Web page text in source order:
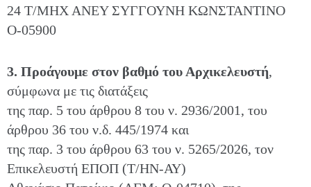
24 Τ/ΜΗΧ ΑΝΕΥ ΣΥΓΓΟΥΝΗ ΚΩΝΣΤΑΝΤΙΝΟ
Ο-05900
3. Προάγουμε στον βαθμό του Αρχικελευστή,
σύμφωνα με τις διατάξεις
της παρ. 5 του άρθρου 8 του ν. 2936/2001, του
άρθρου 36 του ν.δ. 445/1974 και
της παρ. 3 του άρθρου 63 του ν. 5265/2026, τον
Eπικελευστή ΕΠΟΠ (Τ/ΗΝ-ΑΥ)